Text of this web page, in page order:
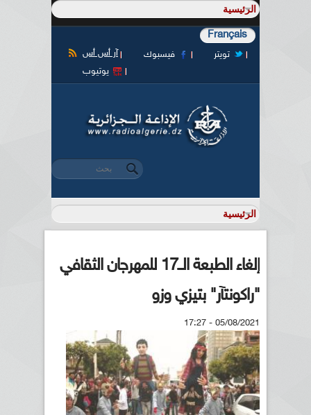
Français
آر أس أس فيسبوك
تويتر
يوتيوب
استمارة البحث
‏بحث ‏
إلغاء الطبعة الــ17 للمهرجان الثقافي
"راكونتآر" بتيزي وزو
05/08/2021 - 17:27